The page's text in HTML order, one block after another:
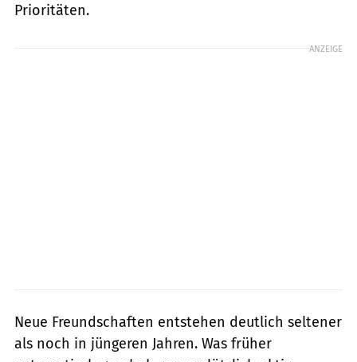
Prioritäten.
ANZEIGE
Neue Freundschaften entstehen deutlich seltener
als noch in jüngeren Jahren. Was früher